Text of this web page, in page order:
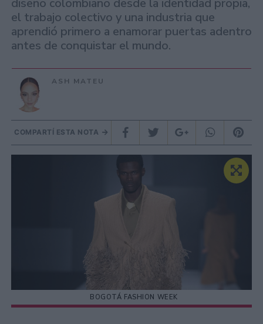
diseño colombiano desde la identidad propia,
el trabajo colectivo y una industria que
aprendió primero a enamorar puertas adentro
antes de conquistar el mundo.
ASH MATEU
COMPARTÍ ESTA NOTA
BOGOTÁ FASHION WEEK